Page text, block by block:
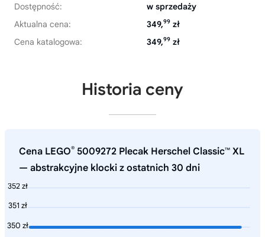
Dostępność:
w sprzedaży
Aktualna cena:
349,99 zł
Cena katalogowa:
349,99 zł
Historia ceny
Cena LEGO® 5009272 Plecak Herschel Classic™ XL
— abstrakcyjne klocki z ostatnich 30 dni
352 zł
351 zł
350 zł